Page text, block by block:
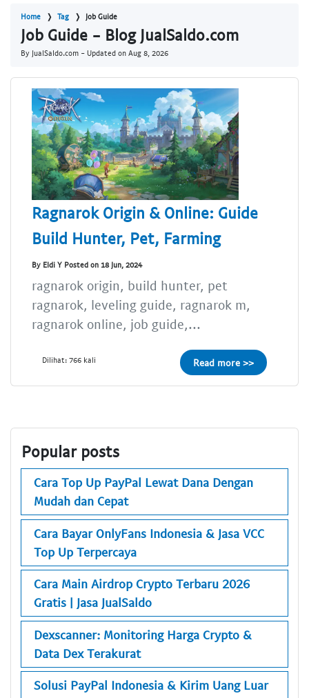
Home Tag Job Guide
Job Guide - Blog JualSaldo.com
By JualSaldo.com - Updated on Aug 8, 2026
Ragnarok Origin & Online: Guide
Build Hunter, Pet, Farming
By Eldi Y Posted on 18 Jun, 2024
ragnarok origin, build hunter, pet
ragnarok, leveling guide, ragnarok m,
ragnarok online, job guide,...
Dilihat: 766 kali Read more >>
Popular posts
Cara Top Up PayPal Lewat Dana Dengan
Mudah dan Cepat
Cara Bayar OnlyFans Indonesia & Jasa VCC
Top Up Terpercaya
Cara Main Airdrop Crypto Terbaru 2026
Gratis | Jasa JualSaldo
Dexscanner: Monitoring Harga Crypto &
Data Dex Terakurat
Solusi PayPal Indonesia & Kirim Uang Luar